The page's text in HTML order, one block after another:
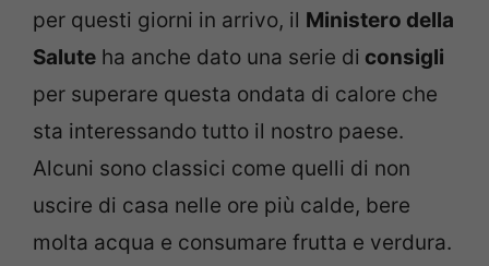
per questi giorni in arrivo, il Ministero della
Salute ha anche dato una serie di consigli
per superare questa ondata di calore che
sta interessando tutto il nostro paese.
Alcuni sono classici come quelli di non
uscire di casa nelle ore più calde, bere
molta acqua e consumare frutta e verdura.